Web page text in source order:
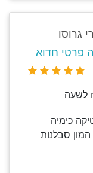
גרוסו
פרטי חדוא
במתמטיקה כימיה
סבלנות